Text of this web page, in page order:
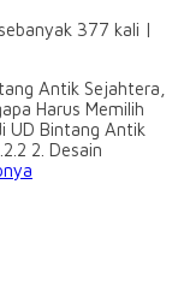
377 kali |
Antik Sejahtera,
Harus Memilih
UD Bintang Antik
2. Desain